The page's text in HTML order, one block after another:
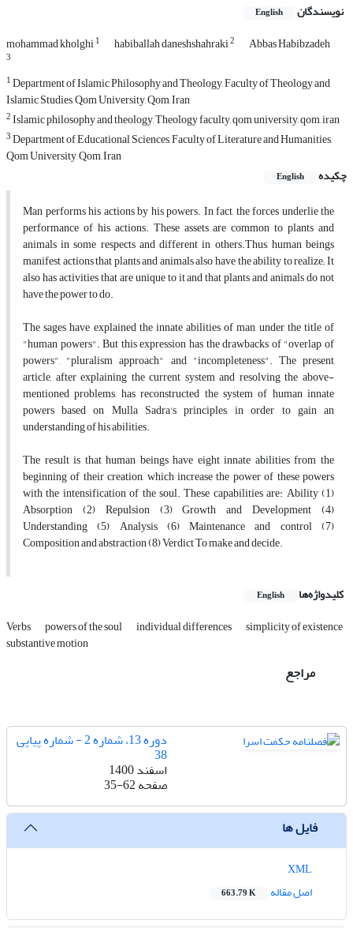
نویسندگان English
mohammad kholghi1 habiballah daneshshahraki2 Abbas Habibzadeh
3
1Department of Islamic Philosophy and Theology, Faculty of Theology and
Islamic Studies, Qom University, Qom, Iran
2Islamic philosophy and theology, Theology faculty, qom university, qom, iran
3Department of Educational Sciences, Faculty of Literature and Humanities,
Qom University, Qom, Iran
چکیده
English
Man performs his actions by his powers. In fact, the forces underlie the
performance of his actions. These assets are common to plants and
animals in some respects and different in others.Thus, human beings
manifest actions that plants and animals also have the ability to realize; It
also has activities that are unique to it and that plants and animals do not
have the power to do.
The sages have explained the innate abilities of man under the title of
"human powers". But this expression has the drawbacks of "overlap of
powers", "pluralism approach" and "incompleteness". The present
article, after explaining the current system and resolving the above-
mentioned problems, has reconstructed the system of human innate
powers based on Mulla Sadra's principles, in order to gain an
understanding of his abilities.
The result is that human beings have eight innate abilities from the
beginning of their creation, which increase the power of these powers
with the intensification of the soul. These capabilities are: Ability (1)
Absorption (2) Repulsion (3) Growth and Development (4)
Understanding (5) Analysis (6) Maintenance and control (7)
Composition and abstraction (8) Verdict To make and decide.
کلیدواژه‌ها English
Verbs powers of the soul individual differences simplicity of existence
substantive motion
مراجع
دوره 13، شماره 2 - شماره پیاپی
38
اسفند 1400
صفحه35-62
فایل ها
اصل مقاله
663.79 K